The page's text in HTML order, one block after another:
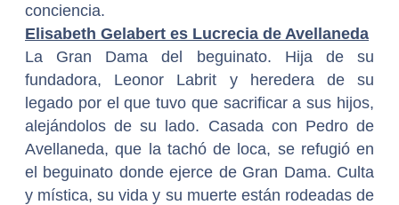
conciencia.
Elisabeth Gelabert es Lucrecia de Avellaneda
La Gran Dama del beguinato. Hija de su
fundadora, Leonor Labrit y heredera de su
legado por el que tuvo que sacrificar a sus hijos,
alejándolos de su lado. Casada con Pedro de
Avellaneda, que la tachó de loca, se refugió en
el beguinato donde ejerce de Gran Dama. Culta
y mística, su vida y su muerte están rodeadas de